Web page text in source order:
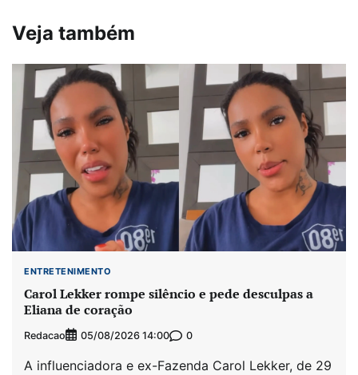
Veja também
ENTRETENIMENTO
Carol Lekker rompe silêncio e pede desculpas a
Eliana de coração
Redacao 05/08/2026 14:00 0
A influenciadora e ex-Fazenda Carol Lekker, de 29